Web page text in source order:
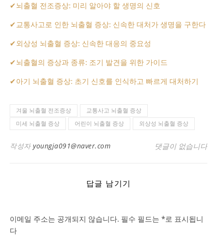
✔뇌출혈 전조증상: 미리 알아야 할 생명의 신호
✔교통사고로 인한 뇌출혈 증상: 신속한 대처가 생명을 구한다
✔외상성 뇌출혈 증상: 신속한 대응의 중요성
✔뇌출혈의 증상과 종류: 조기 발견을 위한 가이드
✔아기 뇌출혈 증상: 초기 신호를 인식하고 빠르게 대처하기
겨울 뇌출혈 전조증상
교통사고 뇌출혈 증상
미세 뇌출혈 증상
어린이 뇌출혈 증상 외상성 뇌출혈 증상
작성자 youngja091@naver.com 댓글이 없습니다
답글 남기기
이메일 주소는 공개되지 않습니다. 필수 필드는 *로 표시됩니
다